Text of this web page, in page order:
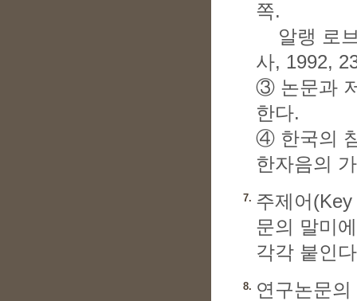
쪽.
알랭 로브
사, 1992,
③ 논문과
한다.
④ 한국의
한자음의
7. 주제어
문의 말미
각각 붙인
8. 연구논문